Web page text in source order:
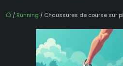
/ Running / Chaussures de course sur